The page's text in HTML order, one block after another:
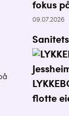
fokus
09.07.2026
flotte